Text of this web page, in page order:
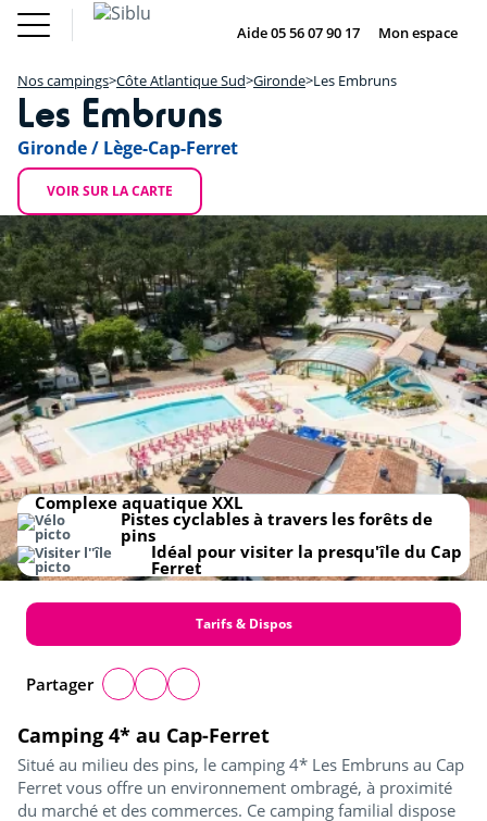
Aller
au
principal
Le Fun
DE IE NL EN
Vos envies
Nos offres
Hébergement
Siblu & moi
Le Fun Pass
Achat mobil home
DE
Aide 05 56 07 90 17 Mon espace
Nos campings Côte Atlantique Sud Gironde Les Embruns
Les Embruns
Gironde / Lège-Cap-Ferret
VOIR SUR LA CARTE
+
−
Camping 4* au Cap-Ferret
Situé au milieu des pins, le camping 4* Les Embruns au Cap
Ferret vous offre un environnement ombragé, à proximité
du marché et des commerces. Ce camping familial dispose
Complexe aquatique XXL
Pistes cyclables à travers les forêts de
pins
Idéal pour visiter la presqu'île du Cap
Ferret
Tarifs & Dispos
Partager